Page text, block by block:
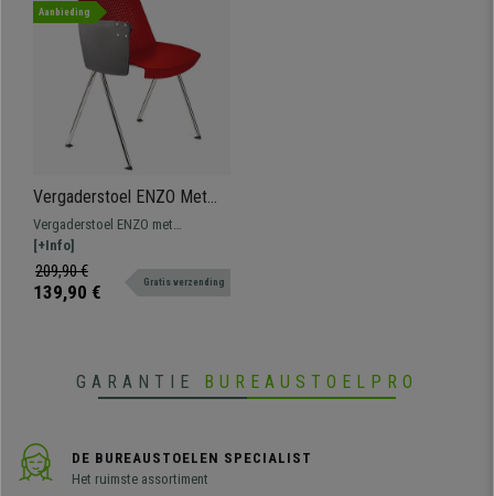
Aanbieding
Vergaderstoel ENZO Met
Klaptafeltje, Comfortabel,
Stapelbaar, kleur Rood
Vergaderstoel ENZO met
schrijftafeltje en prachtig avant-
garde design. Perfect voor
wachtkamers of vergaderruimtes.
[+Info]
209,90 €
139,90 € Gratis verzending
GARANTIE BUREAUSTOELPRO
DE BUREAUSTOELEN SPECIALIST
Het ruimste assortiment